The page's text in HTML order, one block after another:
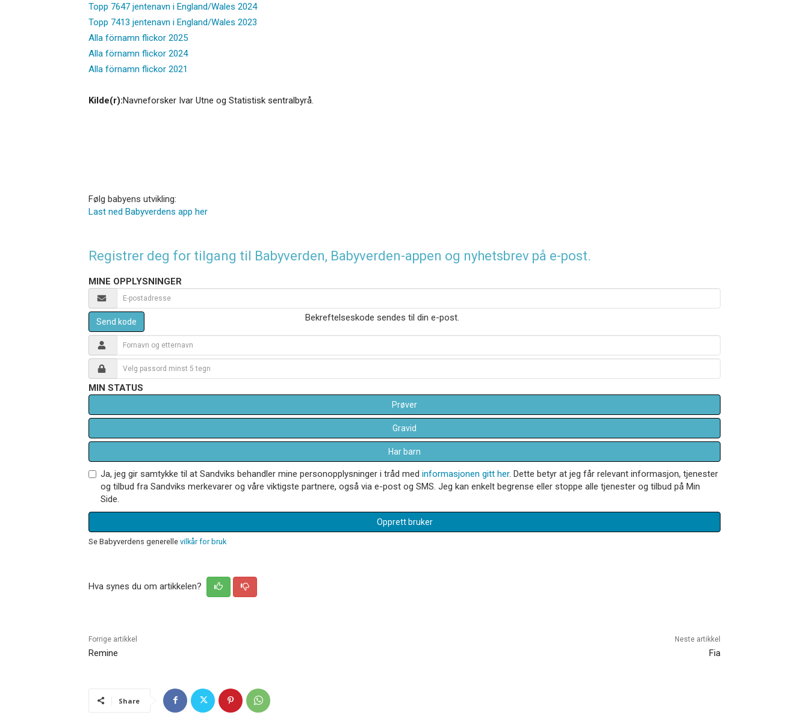
Topp 7647 jentenavn i England/Wales 2024
Topp 7413 jentenavn i England/Wales 2023
Alla förnamn flickor 2025
Alla förnamn flickor 2024
Alla förnamn flickor 2021
Kilde(r):Navneforsker Ivar Utne og Statistisk sentralbyrå.
Følg babyens utvikling:
Last ned Babyverdens app her
Registrer deg for tilgang til Babyverden, Babyverden-appen og nyhetsbrev på e-post.
MINE OPPLYSNINGER
Send kode Bekreftelseskode sendes til din e-post.
MIN STATUS
Prøver
Gravid
Har barn
Ja, jeg gir samtykke til at Sandviks behandler mine personopplysninger i tråd med informasjonen gitt her. Dette betyr at jeg får relevant informasjon, tjenester
og tilbud fra Sandviks merkevarer og våre viktigste partnere, også via e-post og SMS. Jeg kan enkelt begrense eller stoppe alle tjenester og tilbud på Min
Side.
Opprett bruker
Se Babyverdens generelle vilkår for bruk
Hva synes du om artikkelen?
Forrige artikkel
Remine
Neste artikkel
Fia
Share